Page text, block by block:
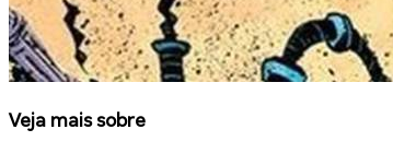
Veja mais sobre